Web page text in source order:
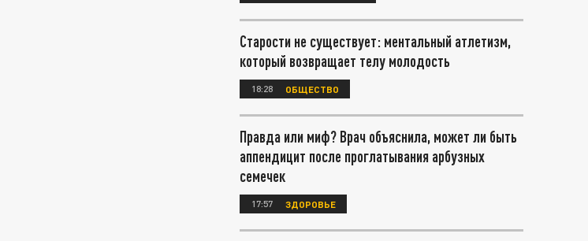
Старости не существует: ментальный атлетизм,
который возвращает телу молодость
18:28 ОБЩЕСТВО
Правда или миф? Врач объяснила, может ли быть
аппендицит после проглатывания арбузных
семечек
17:57 ЗДОРОВЬЕ